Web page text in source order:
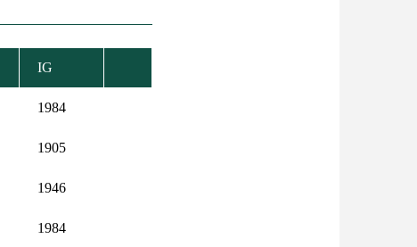
IG
1984
1905
1946
1984